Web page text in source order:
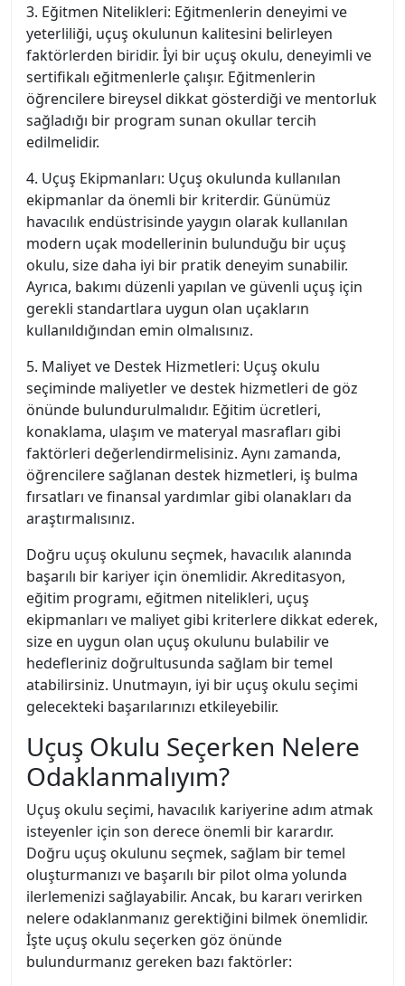
3. Eğitmen Nitelikleri: Eğitmenlerin deneyimi ve
yeterliliği, uçuş okulunun kalitesini belirleyen
faktörlerden biridir. İyi bir uçuş okulu, deneyimli ve
sertifikalı eğitmenlerle çalışır. Eğitmenlerin
öğrencilere bireysel dikkat gösterdiği ve mentorluk
sağladığı bir program sunan okullar tercih
edilmelidir.
4. Uçuş Ekipmanları: Uçuş okulunda kullanılan
ekipmanlar da önemli bir kriterdir. Günümüz
havacılık endüstrisinde yaygın olarak kullanılan
modern uçak modellerinin bulunduğu bir uçuş
okulu, size daha iyi bir pratik deneyim sunabilir.
Ayrıca, bakımı düzenli yapılan ve güvenli uçuş için
gerekli standartlara uygun olan uçakların
kullanıldığından emin olmalısınız.
5. Maliyet ve Destek Hizmetleri: Uçuş okulu
seçiminde maliyetler ve destek hizmetleri de göz
önünde bulundurulmalıdır. Eğitim ücretleri,
konaklama, ulaşım ve materyal masrafları gibi
faktörleri değerlendirmelisiniz. Aynı zamanda,
öğrencilere sağlanan destek hizmetleri, iş bulma
fırsatları ve finansal yardımlar gibi olanakları da
araştırmalısınız.
Doğru uçuş okulunu seçmek, havacılık alanında
başarılı bir kariyer için önemlidir. Akreditasyon,
eğitim programı, eğitmen nitelikleri, uçuş
ekipmanları ve maliyet gibi kriterlere dikkat ederek,
size en uygun olan uçuş okulunu bulabilir ve
hedefleriniz doğrultusunda sağlam bir temel
atabilirsiniz. Unutmayın, iyi bir uçuş okulu seçimi
gelecekteki başarılarınızı etkileyebilir.
Uçuş Okulu Seçerken Nelere
Odaklanmalıyım?
Uçuş okulu seçimi, havacılık kariyerine adım atmak
isteyenler için son derece önemli bir karardır.
Doğru uçuş okulunu seçmek, sağlam bir temel
oluşturmanızı ve başarılı bir pilot olma yolunda
ilerlemenizi sağlayabilir. Ancak, bu kararı verirken
nelere odaklanmanız gerektiğini bilmek önemlidir.
İşte uçuş okulu seçerken göz önünde
bulundurmanız gereken bazı faktörler: